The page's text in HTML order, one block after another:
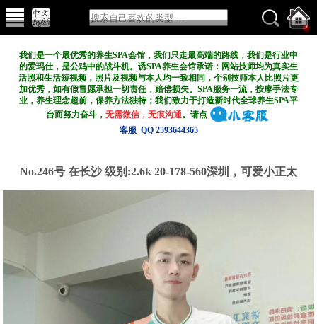
我们是一个最优秀的养生SPA会馆，我们只走最高端的路线，我们是行业中
的爱玛仕，是公鸡中的战斗机。诱SPA养生会馆承诺：网站技师均为真实生
活照和生活短视频，照片及视频与本人均一致相同，个别技师本人比照片更
加优秀，如有假冒愿承担一切责任，赔偿损失。SPA服务一流，按摩手法专
业，养生理念超前，保养方法独特；我们致力于打造新时代全球养生SPA平
台而努力奋斗，无需微信，无痕沟通。请点
客服 QQ 2593644365
No.246号 在长沙级别:2.6k 20-178-560深圳，可爱小正太